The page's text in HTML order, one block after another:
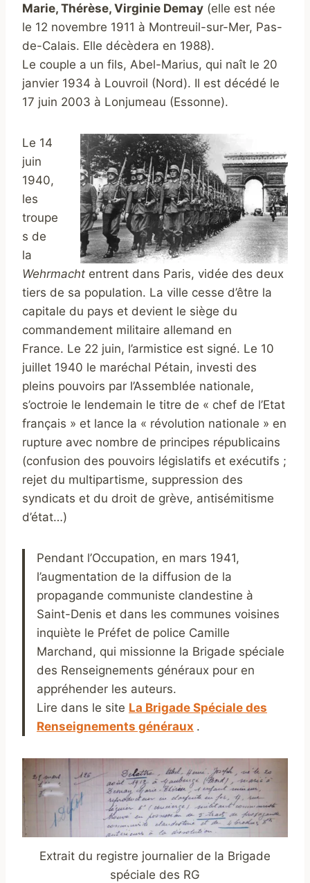
Marie, Thérèse, Virginie Demay (elle est née
le 12 novembre 1911 à Montreuil-sur-Mer, Pas-
de-Calais. Elle décèdera en 1988).
Le couple a un fils, Abel-Marius, qui naît le 20
janvier 1934 à Louvroil (Nord). Il est décédé le
17 juin 2003 à Lonjumeau (Essonne).
Le 14
juin
1940,
les
troupe
s de
la
Wehrmacht entrent dans Paris, vidée des deux
tiers de sa population. La ville cesse d’être la
capitale du pays et devient le siège du
commandement militaire allemand en
France. Le 22 juin, l’armistice est signé. Le 10
juillet 1940 le maréchal Pétain, investi des
pleins pouvoirs par l’Assemblée nationale,
s’octroie le lendemain le titre de « chef de l’Etat
français » et lance la « révolution nationale » en
rupture avec nombre de principes républicains
(confusion des pouvoirs législatifs et exécutifs ;
rejet du multipartisme, suppression des
syndicats et du droit de grève, antisémitisme
d’état…)
Pendant l’Occupation, en mars 1941,
l’augmentation de la diffusion de la
propagande communiste clandestine à
Saint-Denis et dans les communes voisines
inquiète le Préfet de police Camille
Marchand, qui missionne la Brigade spéciale
des Renseignements généraux pour en
appréhender les auteurs.
Lire dans le site La Brigade Spéciale des
Renseignements généraux .
Extrait du registre journalier de la Brigade
spéciale des RG